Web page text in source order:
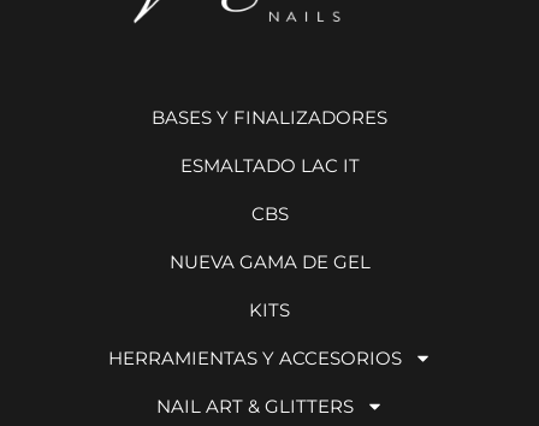
BASES Y FINALIZADORES
ESMALTADO LAC IT
CBS
NUEVA GAMA DE GEL
KITS
HERRAMIENTAS Y ACCESORIOS
NAIL ART & GLITTERS